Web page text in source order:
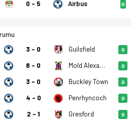
0 - 5 Airbus G
3 - 0 Guilsfield G
8 - 0 Mold Alexandra G
3 - 0 Buckley Town G
4 - 0 Penrhyncoch G
2 - 1 Gresford G